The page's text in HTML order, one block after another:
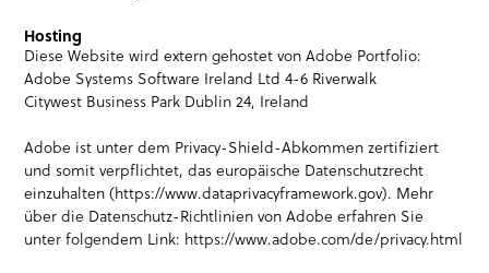
Hosting
Diese Website wird extern gehostet von Adobe Portfolio:
Adobe Systems Software Ireland Ltd 4-6 Riverwalk
Citywest Business Park Dublin 24, Ireland
Adobe ist unter dem Privacy-Shield-Abkommen zertifiziert
und somit verpflichtet, das europäische Datenschutzrecht
einzuhalten (https://www.dataprivacyframework.gov). Mehr
über die Datenschutz-Richtlinien von Adobe erfahren Sie
unter folgendem Link: https://www.adobe.com/de/privacy.html